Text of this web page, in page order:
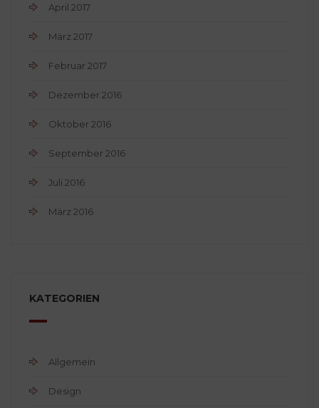
April 2017
März 2017
Februar 2017
Dezember 2016
Oktober 2016
September 2016
Juli 2016
März 2016
KATEGORIEN
Allgemein
Design